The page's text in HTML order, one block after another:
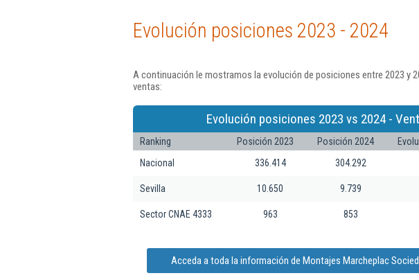
Evolución posiciones 2023 - 2024
A continuación le mostramos la evolución de posiciones entre 2023 y
ventas:
Evolución posiciones 2023 vs 2024 -
Ranking Posición 2023 Posición 2024
Nacional
336.414 304.292
Sevilla 10.650 9.739
Sector CNAE 4333 963 853
Acceda a toda la información de Montajes Marcheplac